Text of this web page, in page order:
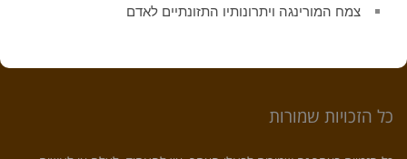
צמח המורינגה ויתרונותיו התזונתיים לאדם
כל הזכויות שמורות